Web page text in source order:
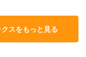
スをもっと見る